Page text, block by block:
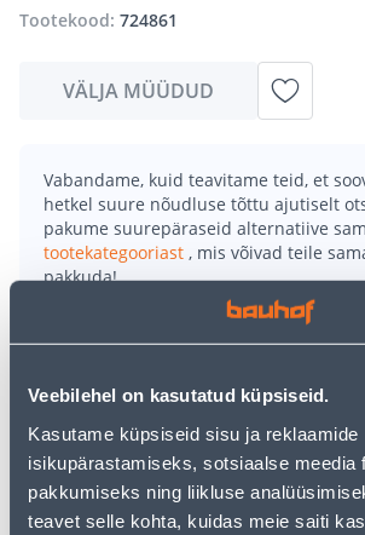
Veebilehel on kasutatud küpsiseid.
Kasutame küpsiseid sisu ja reklaamide
isikupärastamiseks, sotsiaalse meedia
pakkumiseks ning liikluse
teavet selle kohta, kuidas meie saiti
Tootekood: 724861
VÄLJA MÜÜDUD
Vabandame, kuid teavitame teid, et
hetkel suure nõudluse tõttu ajutiselt
pakume suurepäraseid alternatiive
tootekategooriast , mis võivad teile
pakkuda!
Teie ostlemisrõõm ei pea aga siin
uurimistööd saate jätkata, naastes
kasutades meie võimsat
• Komplekt lõunakarp + pudel.
• 14-päevane tagastusõigus